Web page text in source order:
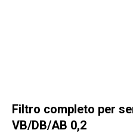
Filtro completo per
VB/DB/AB 0,2